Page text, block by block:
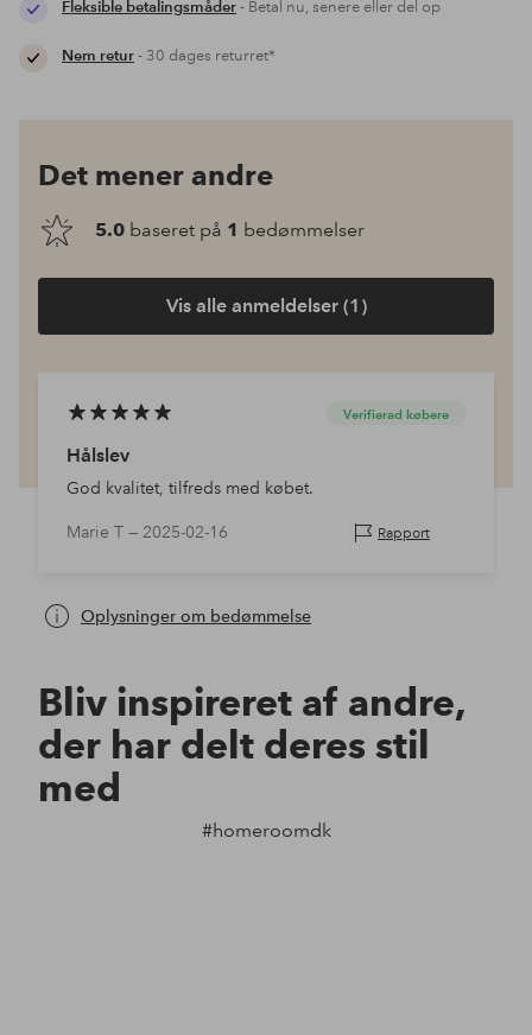
Fleksible betalingsmåder- Betal nu, senere eller del op
Nem retur- 30 dages returret*
Det mener andre
5.0 baseret på 1 bedømmelser
Vis alle anmeldelser (1)
Verifierad købere
Hålslev
God kvalitet, tilfreds med købet.
Marie T — 2025-02-16 Rapport
Oplysninger om bedømmelse
Bliv inspireret af andre,
der har delt deres stil
med
#homeroomdk